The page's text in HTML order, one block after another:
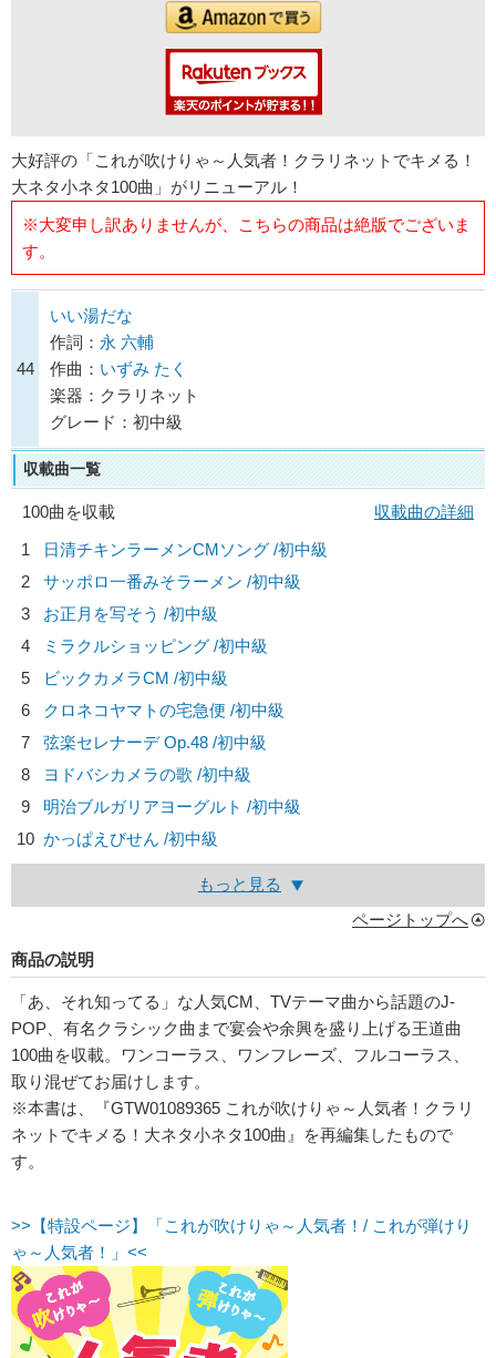
大好評の「これが吹けりゃ～人気者！クラリネットでキメる！
大ネタ小ネタ100曲」がリニューアル！
※大変申し訳ありませんが、こちらの商品は絶版でございま
す。
44
いい湯だな
作詞： 永 六輔
作曲： いずみ たく
楽器：クラリネット
グレード：初中級
収載曲一覧
100曲を収載
収載曲の詳細
1
日清チキンラーメンCMソング /初中級
2
サッポロ一番みそラーメン /初中級
3
お正月を写そう /初中級
4
ミラクルショッピング /初中級
5
ビックカメラCM /初中級
6
クロネコヤマトの宅急便 /初中級
7
弦楽セレナーデ Op.48 /初中級
8
ヨドバシカメラの歌 /初中級
9
明治ブルガリアヨーグルト /初中級
10 かっぱえびせん /初中級
もっと見る
ページトップへ
商品の説明
「あ、それ知ってる」な人気CM、TVテーマ曲から話題のJ-
POP、有名クラシック曲まで宴会や余興を盛り上げる王道曲
100曲を収載。ワンコーラス、ワンフレーズ、フルコーラス、
取り混ぜてお届けします。
※本書は、『GTW01089365 これが吹けりゃ～人気者！クラリ
ネットでキメる！大ネタ小ネタ100曲』を再編集したもので
す。
>>【特設ページ】「これが吹けりゃ～人気者！/ これが弾けり
ゃ～人気者！」<<